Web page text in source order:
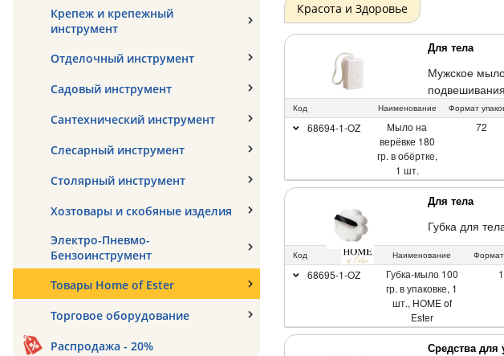
Крепеж и крепежный
инструмент
Отделочный инструмент
Садовый инструмент
Сантехнический инструмент
Слесарный инструмент
Столярный инструмент
Хозтовары и скобяные изделия
Электро-Пневмо-
Бензоинструмент
Товары Home of Ester
Торговое оборудование
Распродажа - 20%
Красота и Здоровье
Для тела
Мужское
Код Наименование Формат
68694-1-OZ
Мыло на
верёвке 180
гр. в обёртке,
1 шт.
72
Для тела
Губка для
Код Наименование Формат
68695-1-OZ
Губка-мыло 100
гр. в упаковке, 1
шт., HOME of
Ester
Средства